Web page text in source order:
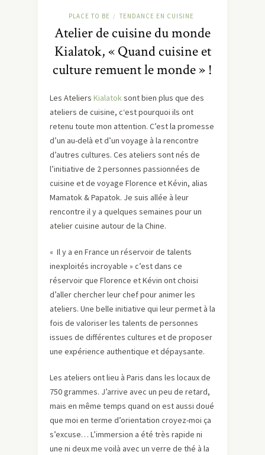
PLACE TO BE / TENDANCE EN CUISINE
Atelier de cuisine du monde
Kialatok, « Quand cuisine et
culture remuent le monde » !
Les Ateliers Kialatoksont bien plus que des
ateliers de cuisine, c‘est pourquoi ils ont
retenu toute mon attention. C’est la promesse
d’un au-delà et d’un voyage à la rencontre
d’autres cultures. Ces ateliers sont nés de
l’initiative de 2 personnes passionnées de
cuisine et de voyage Florence et Kévin, alias
Mamatok & Papatok. Je suis allée à leur
rencontre il y a quelques semaines pour un
atelier cuisine autour de la Chine.
« Il y a en France un réservoir de talents
inexploités incroyable » c’est dans ce
réservoir que Florence et Kévin ont choisi
d’aller chercher leur chef pour animer les
ateliers. Une belle initiative qui leur permet à la
fois de valoriser les talents de personnes
issues de différentes cultures et de proposer
une expérience authentique et dépaysante.
Les ateliers ont lieu à Paris dans les locaux de
750 grammes. J’arrive avec un peu de retard,
mais en même temps quand on est aussi doué
que moi en terme d’orientation croyez-moi ça
s’excuse… L’immersion a été très rapide ni
une ni deux me voilà avec un verre de thé à la